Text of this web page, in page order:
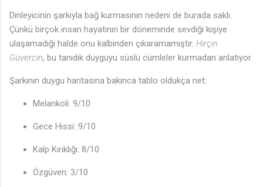
Dinleyicinin şarkıyla bağ kurmasının nedeni de burada saklı.
Çünkü birçok insan hayatının bir döneminde sevdiği kişiye
ulaşamadığı halde onu kalbinden çıkaramamıştır. Hırçın
Güvercin, bu tanıdık duyguyu süslü cümleler kurmadan anlatıyor.
Şarkının duygu haritasına bakınca tablo oldukça net:
Melankoli: 9/10
Gece Hissi: 9/10
Kalp Kırıklığı: 8/10
Özgüven: 3/10